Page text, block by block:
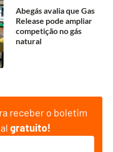
Abegás avalia que Gas
Release pode ampliar
competição no gás
natural
receber o boletim
gratuito!